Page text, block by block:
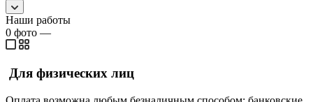
Наши работы
0 фото —
Для физических лиц